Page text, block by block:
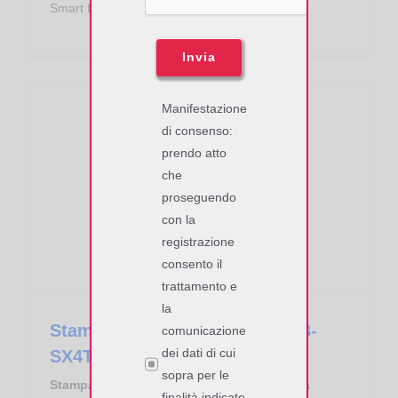
Smart Label sia RFID HF che UHF.
Stampante RFID Toshiba Tec B-
SX4T Linea Industrial
Stampante RFID Toshiba Tec B-SX4T Linea
Invia
Manifestazione
di consenso:
prendo atto
che
proseguendo
con la
registrazione
consento il
trattamento e
la
comunicazione
dei dati di cui
sopra per le